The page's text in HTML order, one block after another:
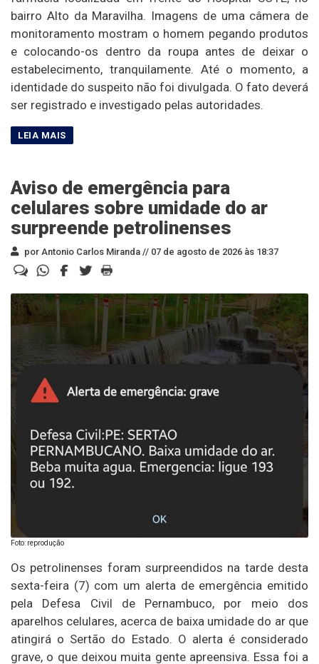
bairro Alto da Maravilha. Imagens de uma câmera de
monitoramento mostram o homem pegando produtos
e colocando-os dentro da roupa antes de deixar o
estabelecimento, tranquilamente. Até o momento, a
identidade do suspeito não foi divulgada. O fato deverá
ser registrado e investigado pelas autoridades.
Aviso de emergência para
celulares sobre umidade do ar
surpreende petrolinenses
por Antonio Carlos Miranda // 07 de agosto de 2026 às 18:37
Foto: reprodução
Os petrolinenses foram surpreendidos na tarde desta
sexta-feira (7) com um alerta de emergência emitido
pela Defesa Civil de Pernambuco, por meio dos
aparelhos celulares, acerca de baixa umidade do ar que
atingirá o Sertão do Estado. O alerta é considerado
grave, o que deixou muita gente apreensiva. Essa foi a